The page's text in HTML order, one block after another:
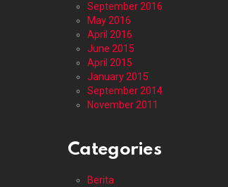
September 2016
May 2016
April 2016
June 2015
April 2015
January 2015
September 2014
November 2011
Categories
Berita